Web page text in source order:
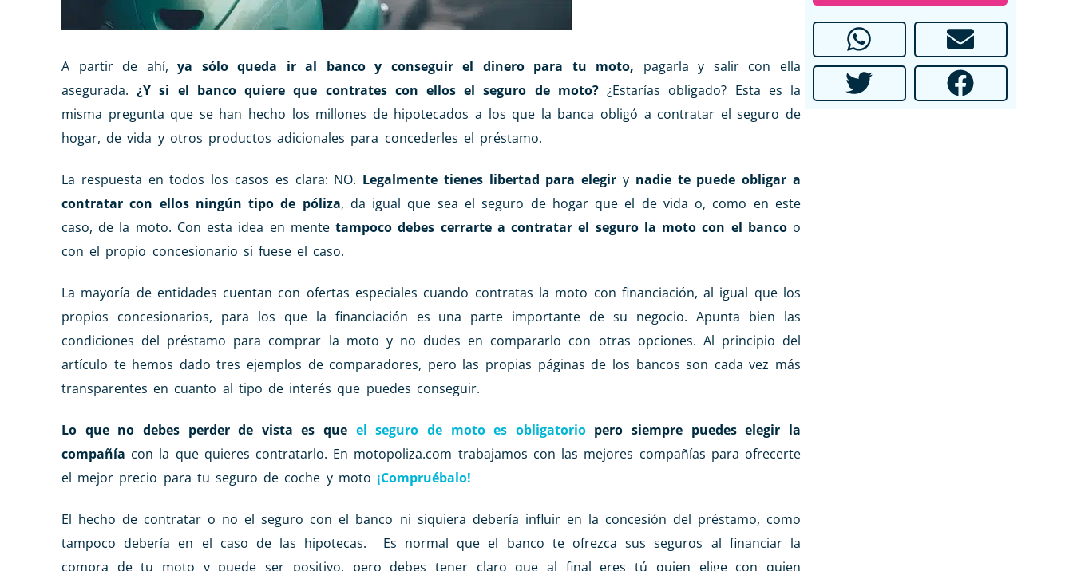
A partir de ahí, ya sólo queda ir al banco y conseguir el dinero para tu moto, pagarla y salir con ella
asegurada.¿Y si el banco quiere que contrates con ellos el seguro de moto?¿Estarías obligado? Esta es la
misma pregunta que se han hecho los millones de hipotecados a los que la banca obligó a contratar el seguro de
hogar, de vida y otros productos adicionales para concederles el préstamo.
La respuesta en todos los casos es clara: NO. Legalmente tienes libertad para elegiry nadie te puede obligar a
contratar con ellos ningún tipo de póliza, da igual que sea el seguro de hogar que el de vida o, como en este
caso, de la moto. Con esta idea en mentetampoco debes cerrarte a contratar el seguro la moto con el bancoo
con el propio concesionario si fuese el caso.
La mayoría de entidades cuentan con ofertas especiales cuando contratas la moto con financiación, al igual que los
propios concesionarios, para los que la financiación es una parte importante de su negocio. Apunta bien las
condiciones del préstamo para comprar la moto y no dudes en compararlo con otras opciones. Al principio del
artículo te hemos dado tres ejemplos de comparadores, pero las propias páginas de los bancos son cada vez más
transparentes en cuanto al tipo de interés que puedes conseguir.
Lo que no debes perder de vista es que el seguro de moto es obligatoriopero siempre puedes elegir la
compañía con la que quieres contratarlo. En motopoliza.com trabajamos con las mejores compañías para ofrecerte
el mejor precio para tu seguro de coche y moto ¡Compruébalo!
El hecho de contratar o no el seguro con el banco ni siquiera debería influir en la concesión del préstamo, como
tampoco debería en el caso de las hipotecas. Es normal que el banco te ofrezca sus seguros al financiar la
compra de tu moto y puede ser positivo, pero debes tener claro que al final eres tú quien elige con quien